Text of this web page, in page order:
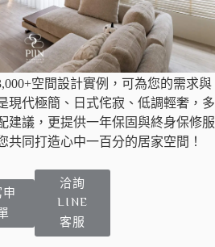
空間設計實例，可為您的需求與
現代極簡、日式侘寂、低調輕奢，多
建議，更提供一年保固與終身保修服
共同打造心中一百分的居家空間！
洽詢
LINE
客服